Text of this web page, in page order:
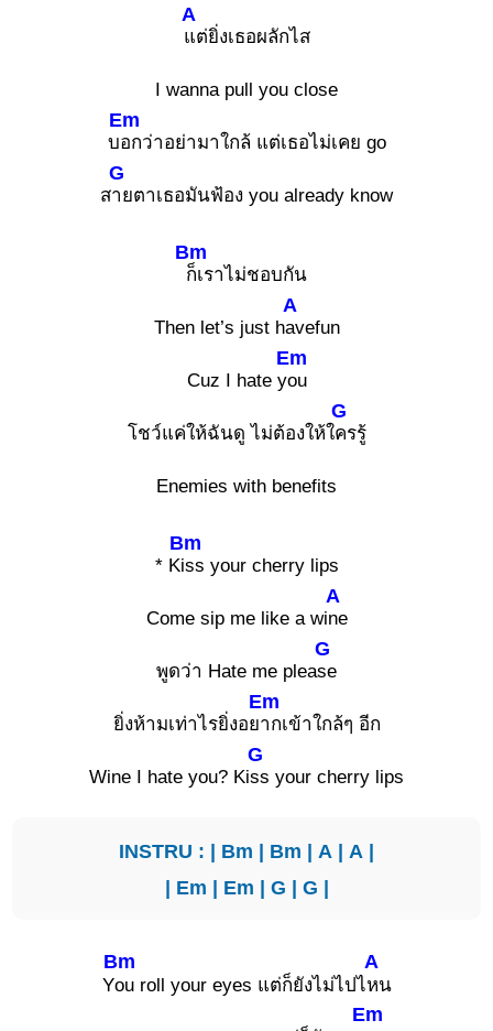
A
แต่ยิ่งเธอผลักไส
I wanna pull you close
บ
Em
อกว่าอย่ามาใกล้ แต่เธอไม่เคย go
ส
G
ายตาเธอมันฟ้อง you already know
Bm
ก็เราไม่ชอบกัน
Then let’s just h
A
avefun
Cuz I hate y
Em
ou
โชว์แค่ให้ฉันดู ไม่ต้องให้ใ
G
ครรู้
Enemies with benefits
* K
Bm
iss your cherry lips
Come sip me like a wi
A
ne
พูดว่า Hate me plea
G
se
ยิ่งห้ามเท่าไรยิ่งอย
Em
ากเข้าใกล้ๆ อีก
Wine I hate you? Ki
G
ss your cherry lips
INSTRU : | Bm | Bm | A | A |
| Em | Em | G | G |
Y
Bm
ou roll your eyes แต่ก็ยังไม่ไปไ
A
หน
Em